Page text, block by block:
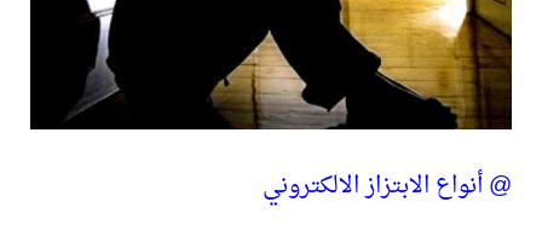
@ أنواع الابتزاز الالكتروني